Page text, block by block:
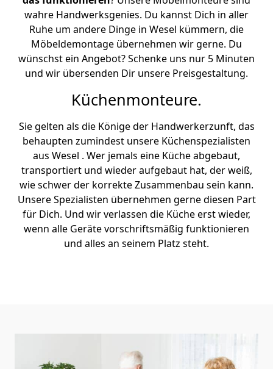
wahre Handwerksgenies. Du kannst Dich in aller
Ruhe um andere Dinge in Wesel kümmern, die
Möbeldemontage übernehmen wir gerne. Du
wünschst ein Angebot? Schenke uns nur 5 Minuten
und wir übersenden Dir unsere Preisgestaltung.
Küchenmonteure.
Sie gelten als die Könige der Handwerkerzunft, das
behaupten zumindest unsere Küchenspezialisten
aus Wesel . Wer jemals eine Küche abgebaut,
transportiert und wieder aufgebaut hat, der weiß,
wie schwer der korrekte Zusammenbau sein kann.
Unsere Spezialisten übernehmen gerne diesen Part
für Dich. Und wir verlassen die Küche erst wieder,
wenn alle Geräte vorschriftsmäßig funktionieren
und alles an seinem Platz steht.